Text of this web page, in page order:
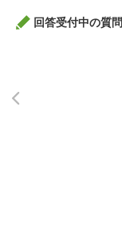
回答受付中の質問